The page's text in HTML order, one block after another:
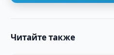
Читайте также